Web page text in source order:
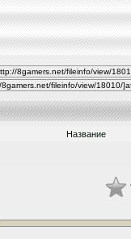
Название